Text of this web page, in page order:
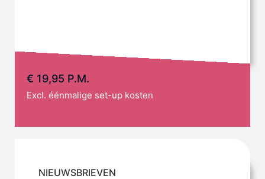
€ 19,95 P.M.
Excl. éénmalige set-up kosten
NIEUWSBRIEVEN